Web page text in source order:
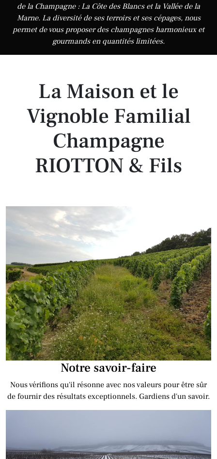
de la Champagne : La Côte des Blancs et la Vallée de la
Marne. La diversité de ses terroirs et ses cépages, nous
permet de vous proposer des champagnes harmonieux et
gourmands en quantités limitées.
La Maison et le
Vignoble Familial
Champagne
RIOTTON & Fils
Notre savoir-faire
Nous vérifions qu'il résonne avec nos valeurs pour être sûr
de fournir des résultats exceptionnels. Gardiens d'un savoir.